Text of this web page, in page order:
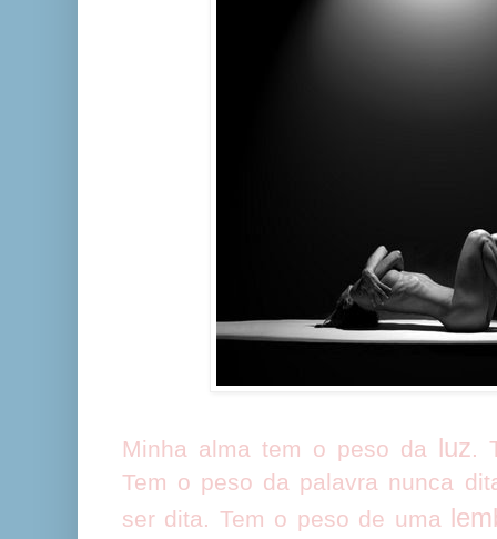
Minha alma tem o peso da luz.
Tem o peso da palavra nunca
ser dita. Tem o peso de uma